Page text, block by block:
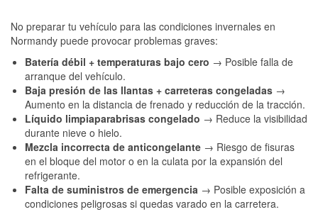
No preparar tu vehículo para las condiciones invernales en
Normandy puede provocar problemas graves:
Batería débil + temperaturas bajo cero → Posible falla de
arranque del vehículo.
Baja presión de las llantas + carreteras congeladas →
Aumento en la distancia de frenado y reducción de la tracción.
Líquido limpiaparabrisas congelado → Reduce la visibilidad
durante nieve o hielo.
Mezcla incorrecta de anticongelante → Riesgo de fisuras
en el bloque del motor o en la culata por la expansión del
refrigerante.
Falta de suministros de emergencia → Posible exposición a
condiciones peligrosas si quedas varado en la carretera.